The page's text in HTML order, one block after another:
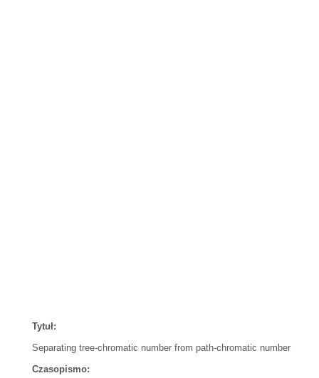
Tytuł:
Separating tree-chromatic number from path-chromatic number
Czasopismo: